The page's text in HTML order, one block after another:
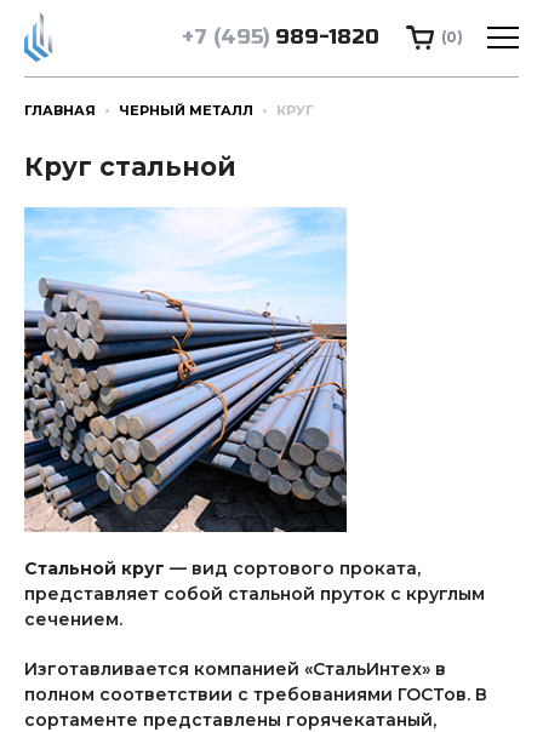
+7 (495) 989-1820 (0)
ГЛАВНАЯ ЧЕРНЫЙ МЕТАЛЛ КРУГ
Круг стальной
Стальной круг — вид сортового проката,
представляет собой стальной пруток с круглым
сечением.
Изготавливается компанией «СтальИнтех» в
полном соответствии с требованиями ГОСТов. В
сортаменте представлены горячекатаный,